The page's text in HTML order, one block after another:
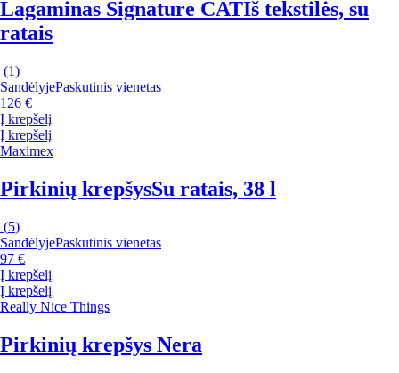
Lagaminas Signature CATIš tekstilės, su
ratais
(1)
SandėlyjePaskutinis vienetas
126 €
Į krepšelį
Į krepšelį
Maximex
Pirkinių krepšysSu ratais, 38 l
(5)
SandėlyjePaskutinis vienetas
97 €
Į krepšelį
Į krepšelį
Really Nice Things
Pirkinių krepšys Nera